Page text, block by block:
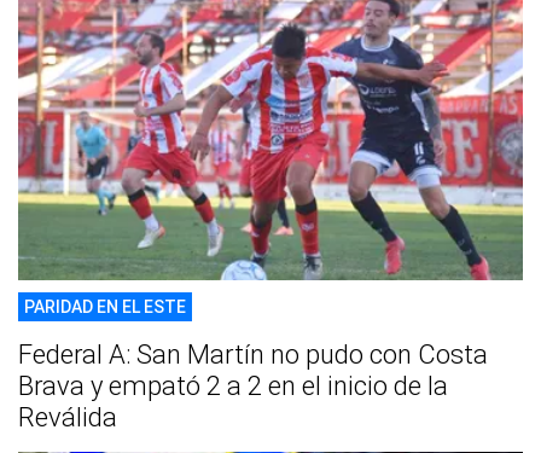
PARIDAD EN EL ESTE
Federal A: San Martín no pudo con Costa
Brava y empató 2 a 2 en el inicio de la
Reválida